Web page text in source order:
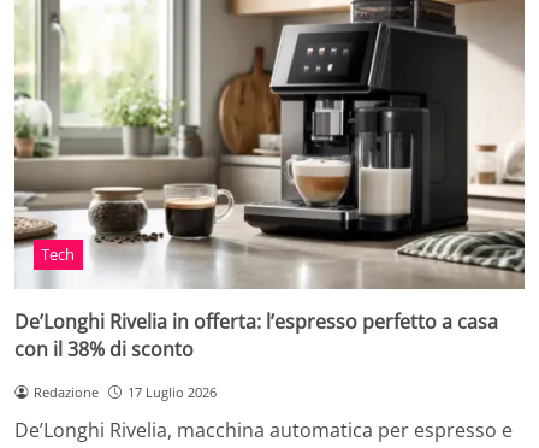
Tech
De’Longhi Rivelia in offerta: l’espresso perfetto a casa
con il 38% di sconto
Redazione 17 Luglio 2026
De’Longhi Rivelia, macchina automatica per espresso e